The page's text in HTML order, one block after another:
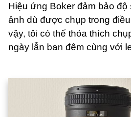
Hiệu ứng Boker đảm bảo độ
ảnh dù được chụp trong
vậy, tôi có thể thỏa thích
ngày lẫn ban đêm cùng với